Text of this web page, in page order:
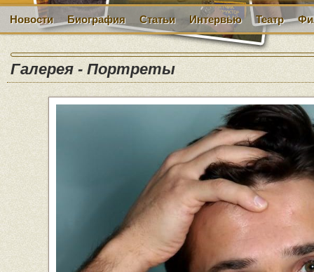
Новости Биография Статьи Интервью Театр
Галерея - Портреты